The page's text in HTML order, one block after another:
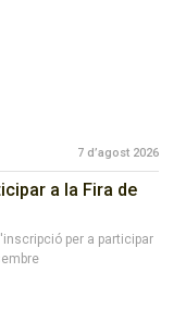
7 d’agost 2026
a la Fira de
per a participar